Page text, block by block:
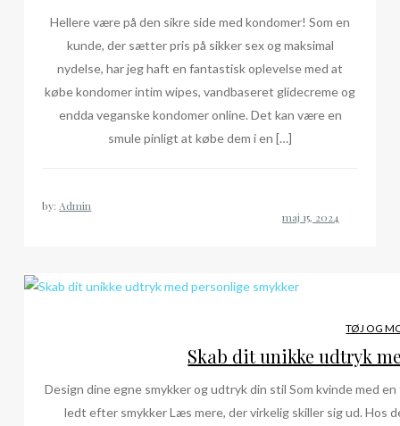
Hellere være på den sikre side med kondomer! Som en
kunde, der sætter pris på sikker sex og maksimal
nydelse, har jeg haft en fantastisk oplevelse med at
købe kondomer intim wipes, vandbaseret glidecreme og
endda veganske kondomer online. Det kan være en
smule pinligt at købe dem i en […]
by:Admin
TØJ OG
Skab dit unikke udtryk
Design dine egne smykker og udtryk din stil Som kvinde med
ledt efter smykker Læs mere, der virkelig skiller sig ud. Hos